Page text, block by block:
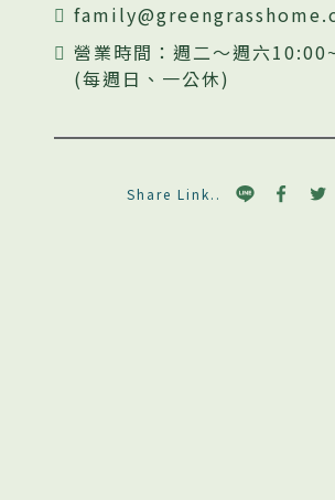
營業時間：週二～週六
(每週日、一公休)
Share Link..